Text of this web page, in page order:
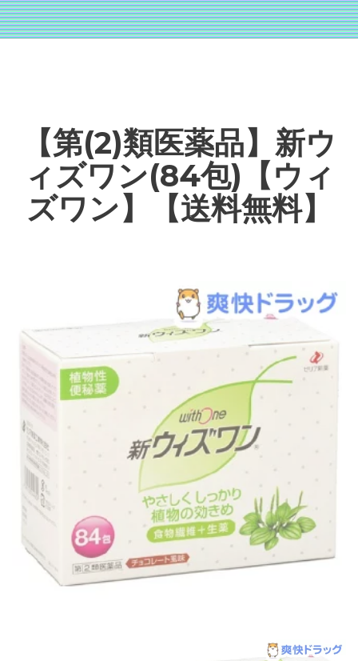
【第(2)類医薬品】新ウ
ィズワン(84包)【ウィ
ズワン】【送料無料】